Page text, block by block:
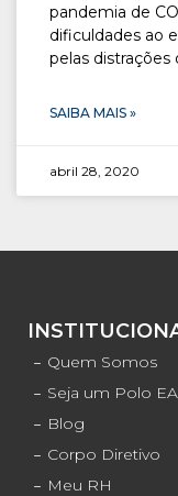
pandemia de
dificuldades ao
pelas
SAIBA MAIS »
abril 28, 2020
Quem Somos
Seja um Polo
Blog
Corpo Diretivo
Meu RH